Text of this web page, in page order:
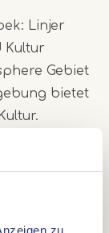
zu
Linjer
Kultur
Gebiet
bietet
De Nijs,